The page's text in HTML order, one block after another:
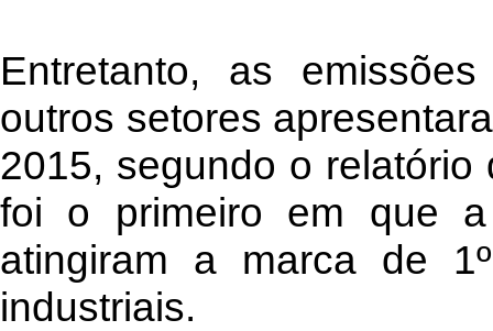
Entretanto, as
outros setores
2015, segundo o
foi o primeiro em que a
atingiram a marca de
industriais.